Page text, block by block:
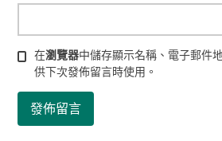
在瀏覽器中儲存顯示名稱、電子郵件
供下次發佈留言時使用。